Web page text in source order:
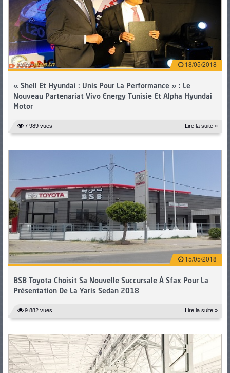
18/05/2018
« Shell Et Hyundai : Unis Pour La Performance » : Le
Nouveau Partenariat Vivo Energy Tunisie Et Alpha Hyundai
Motor
7 989 vues Lire la suite »
15/05/2018
BSB Toyota Choisit Sa Nouvelle Succursale À Sfax Pour La
Présentation De La Yaris Sedan 2018
9 882 vues Lire la suite »